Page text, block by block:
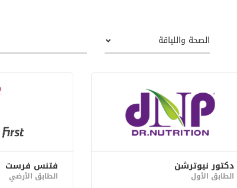
دكتور نيوترشن
الطابق الأول
فتنس فرست
الطابق الأرضي